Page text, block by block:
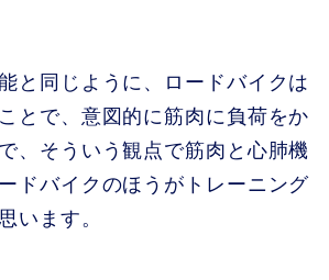
と同じように、ロードバイクは
とで、意図的に筋肉に負荷をか
、そういう観点で筋肉と心肺機
ドバイクのほうがトレーニング
います。